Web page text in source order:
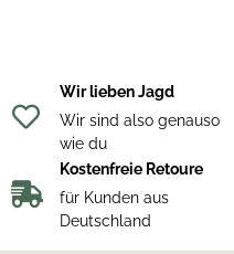
Wir lieben Jagd
Wir sind also genauso
wie du
Kostenfreie Retoure
für Kunden aus
Deutschland